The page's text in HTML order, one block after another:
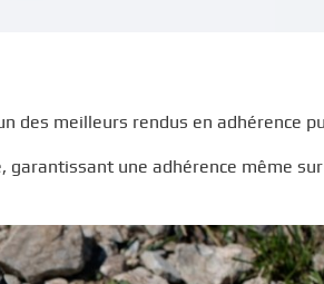
des meilleurs rendus en adhérence
garantissant une adhérence même